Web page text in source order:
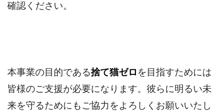
確認ください。
本事業の目的である捨て猫ゼロを目指すためには
皆様のご支援が必要になります。彼らに明るい未
来を守るためにもご協力をよろしくお願いいたし